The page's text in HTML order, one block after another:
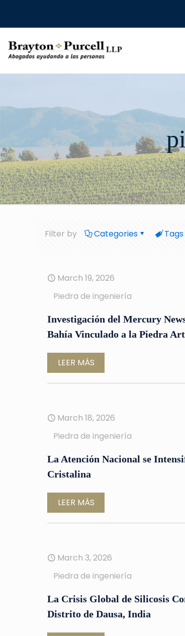
Filter by Categories Tags
March 19, 2026
Piedra de ingeniería
Investigación del Mercury
Bahía Vinculado a la Piedra
LEER MÁS
March 18, 2026
Piedra de ingeniería
La Atención Nacional se
Cristalina
LEER MÁS
March 3, 2026
Piedra de ingeniería
La Crisis Global de Silicosis
Distrito de Dausa, India